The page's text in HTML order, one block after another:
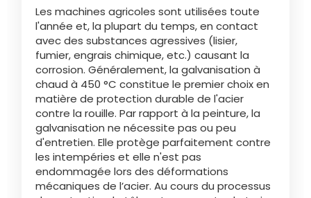
JOBS
CONTACT
MyJOSKIN
Dansk
Română
Suomi
Magyar
Български
Les machines agricoles sont utilisées toute
l'année et, la plupart du temps, en contact
avec des substances agressives (lisier,
fumier, engrais chimique, etc.) causant la
corrosion. Généralement, la galvanisation à
chaud à 450 °C constitue le premier choix en
matière de protection durable de l'acier
contre la rouille. Par rapport à la peinture, la
galvanisation ne nécessite pas ou peu
d'entretien. Elle protège parfaitement contre
les intempéries et elle n'est pas
endommagée lors des déformations
mécaniques de l’acier. Au cours du processus